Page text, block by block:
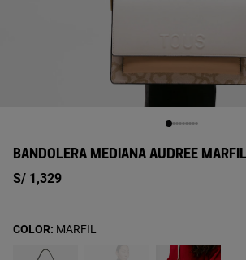
BANDOLERA MEDIANA AUDREE
S/ 1,329
COLOR: MARFIL